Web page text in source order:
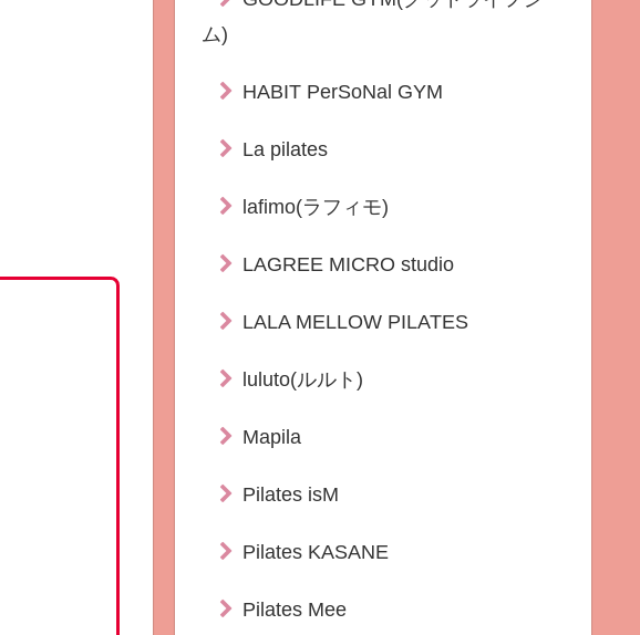
ム)
HABIT PerSoNal GYM
La pilates
lafimo(ラフィモ)
LAGREE MICRO studio
LALA MELLOW PILATES
luluto(ルルト)
Mapila
Pilates isM
Pilates KASANE
Pilates Mee